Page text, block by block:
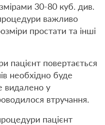
30-80 куб. див.
важливо
простати та інші
пацієнт повертається
необхідно буде
видалено у
втручання.
пацієнт